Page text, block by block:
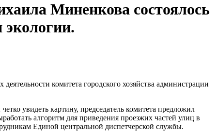
Миненкова состоялось
экологии.
комитета городского хозяйства администрации
увидеть картину, председатель комитета предложил
алгоритм для приведения проезжих частей улиц в
Единой центральной диспетчерской службы.